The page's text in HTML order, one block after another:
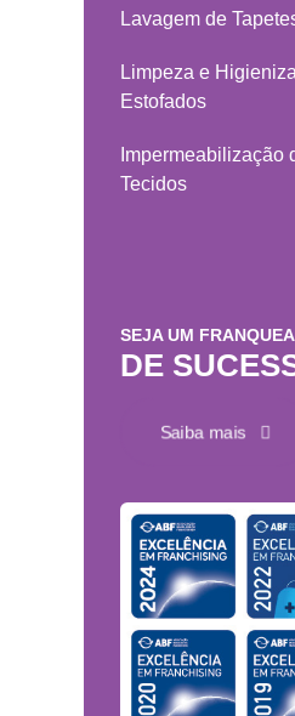
Lavagem de
Limpeza e
Estofados
Impermeabilização
Tecidos
SEJA UM
DE
Saiba mais